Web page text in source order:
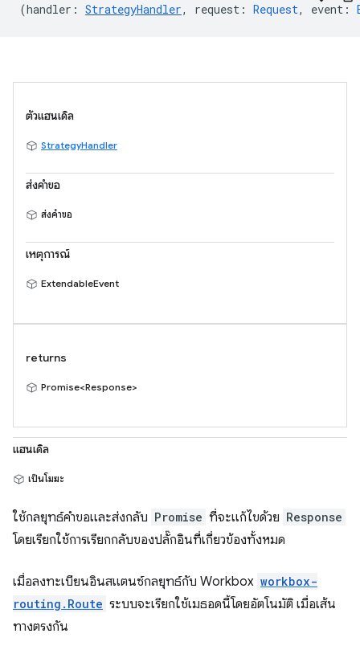
(handler : StrategyHandler, request : Request, event :
ตัวแฮนเดิล
StrategyHandler
ส่งคำขอ
ส่งคำขอ
เหตุการณ์
ExtendableEvent
returns
Promise<Response>
แฮนเดิล
เป็นโมฆะ
ใช้กลยุทธ์คำขอและส่งกลับ Promise ที่จะแก้ไขด้วย Response
โดยเรียกใช้การเรียกกลับของปลั๊กอินที่เกี่ยวข้องทั้งหมด
เมื่อลงทะเบียนอินสแตนซ์กลยุทธ์กับ Workbox workbox-
routing.Route ระบบจะเรียกใช้เมธอดนี้โดยอัตโนมัติ เมื่อเส้น
ทางตรงกัน